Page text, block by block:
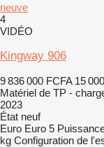
neuve
4
VIDÉO
Kingway 906
9 836 000 FCFA 15
Matériel de TP -
2023
État neuf
Euro Euro 5
kg Configuration de